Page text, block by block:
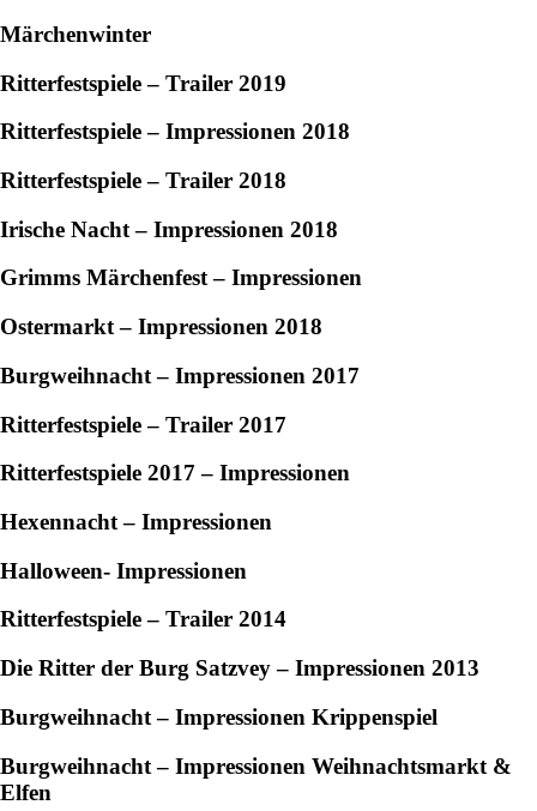
Märchenwinter
Ritterfestspiele – Trailer 2019
Ritterfestspiele – Impressionen 2018
Ritterfestspiele – Trailer 2018
Irische Nacht – Impressionen 2018
Grimms Märchenfest – Impressionen
Ostermarkt – Impressionen 2018
Burgweihnacht – Impressionen 2017
Ritterfestspiele – Trailer 2017
Ritterfestspiele 2017 – Impressionen
Hexennacht – Impressionen
Halloween- Impressionen
Ritterfestspiele – Trailer 2014
Die Ritter der Burg Satzvey – Impressionen 2013
Burgweihnacht – Impressionen Krippenspiel
Burgweihnacht – Impressionen Weihnachtsmarkt &
Elfen